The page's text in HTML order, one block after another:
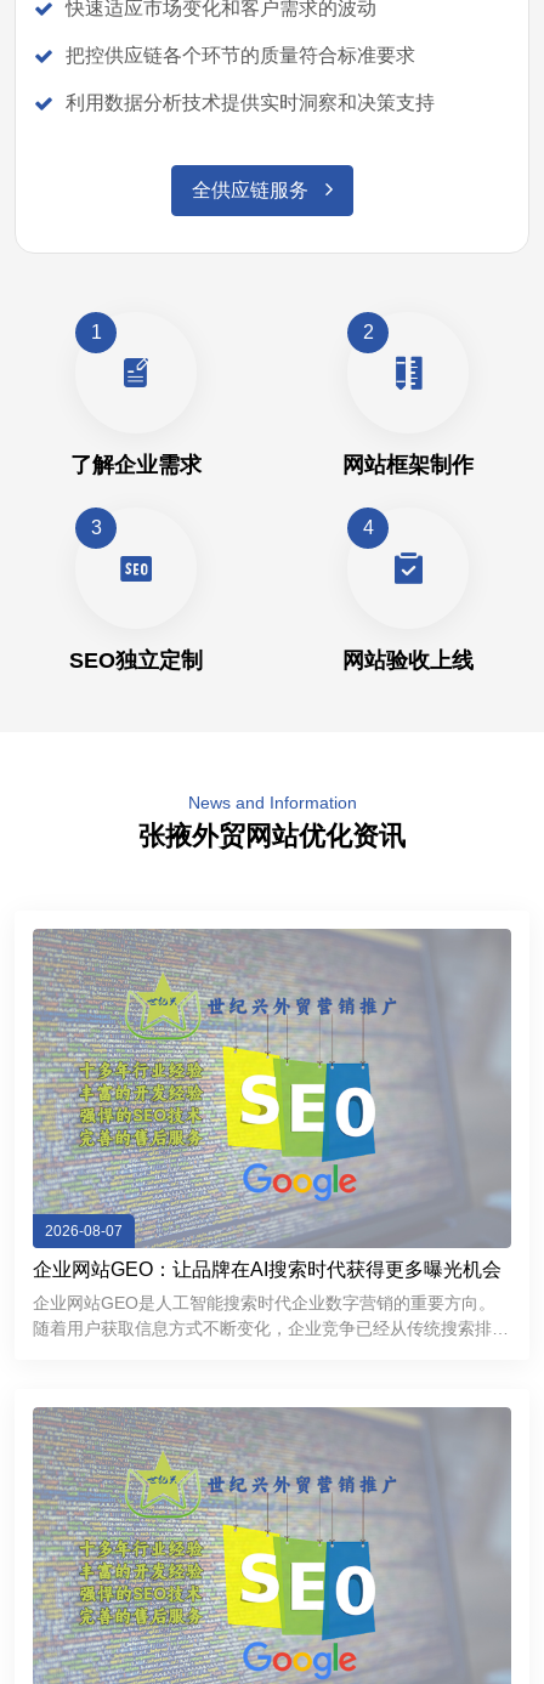
快速适应市场变化和客户需求的波动
把控供应链各个环节的质量符合标准要求
利用数据分析技术提供实时洞察和决策支持
全供应链服务
1
了解企业需求
2
网站框架制作
3
SEO独立定制
4
网站验收上线
News and Information
张掖外贸网站优化资讯
2026-08-07
企业网站GEO：让品牌在AI搜索时代获得更多曝光机会
企业网站GEO是人工智能搜索时代企业数字营销的重要方向。
随着用户获取信息方式不断变化，企业竞争已经从传统搜索排名